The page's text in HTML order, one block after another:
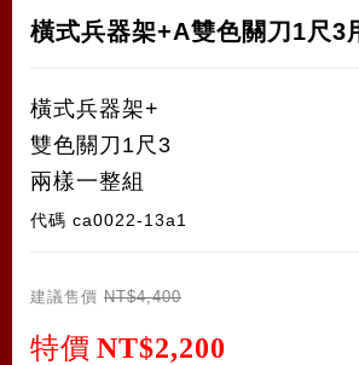
橫式兵器架+A雙色關刀1尺3
橫式兵器架+
雙色關刀1尺3
兩樣一整組
代碼 ca0022-13a1
建議售價 NT$4,400
特價 NT$2,200